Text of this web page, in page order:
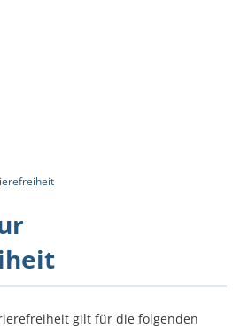
gilt für die folgenden